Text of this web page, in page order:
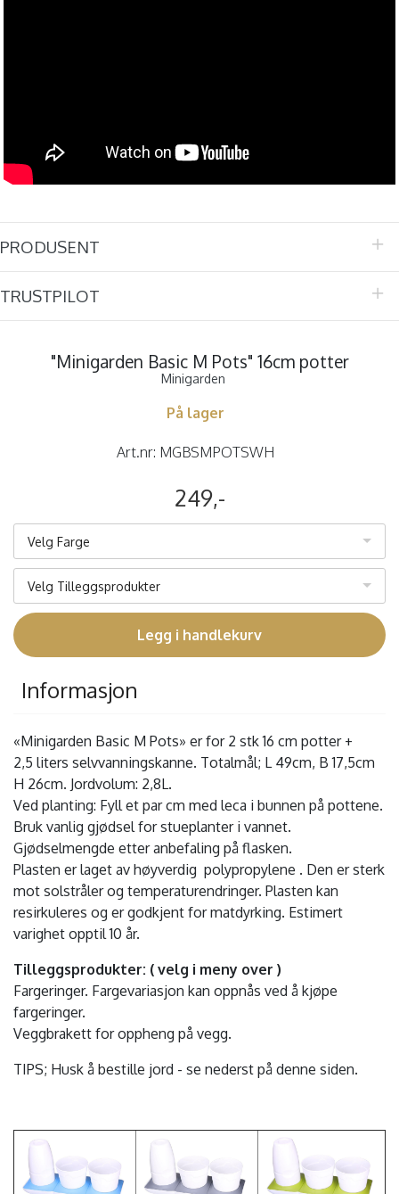
PRODUSENT
TRUSTPILOT
"Minigarden Basic M Pots" 16cm potter
Minigarden
På lager
Art.nr: MGBSMPOTSWH
249,-
Velg Farge
Velg Tilleggsprodukter
Legg i handlekurv
Informasjon
«Minigarden Basic M Pots» er for 2 stk 16 cm potter +
2,5 liters selvvanningskanne. Totalmål; L 49cm, B 17,5cm
H 26cm. Jordvolum: 2,8L.
Ved planting: Fyll et par cm med leca i bunnen på pottene.
Bruk vanlig gjødsel for stueplanter i vannet.
Gjødselmengde etter anbefaling på flasken.
Plasten er laget av høyverdig polypropylene . Den er sterk
mot solstråler og temperaturendringer. Plasten kan
resirkuleres og er godkjent for matdyrking. Estimert
varighet opptil 10 år.
Tilleggsprodukter: ( velg i meny over )
Fargeringer. Fargevariasjon kan oppnås ved å kjøpe
fargeringer.
Veggbrakett for oppheng på vegg.
TIPS; Husk å bestille jord - se nederst på denne siden.